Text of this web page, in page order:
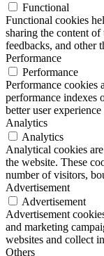
Functional
Functional cookies
sharing the content
feedbacks, and other
Performance
Performance
Performance cookies
performance indexes
better user
Analytics
Analytics
Analytical cookies
the website. These
number of visitors,
Advertisement
Advertisement
Advertisement
and marketing
websites and collect
Others